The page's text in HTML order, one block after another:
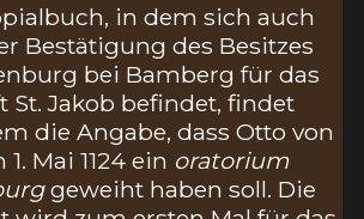
in dem sich auch
Bestätigung des Besitzes
bei Bamberg für das
St. Jakob befindet, findet
die Angabe, dass Otto von
Mai 1124 ein oratorium
geweiht haben soll. Die